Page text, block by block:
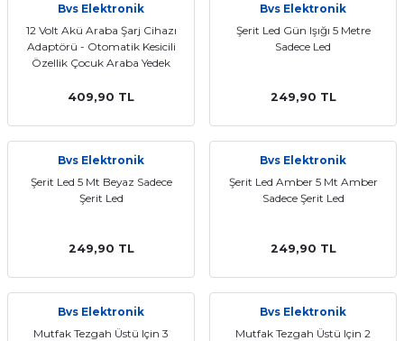
Bvs Elektronik
12 Volt Akü Araba Şarj Cihazı
Adaptörü - Otomatik Kesicili
Özellik Çocuk Araba Yedek
409,90 TL
Bvs Elektronik
Şerit Led Gün Işığı 5 Metre
Sadece Led
249,90 TL
Bvs Elektronik
Şerit Led 5 Mt Beyaz Sadece
Şerit Led
249,90 TL
Bvs Elektronik
Şerit Led Amber 5 Mt Amber
Sadece Şerit Led
249,90 TL
Bvs Elektronik
Mutfak Tezgah Üstü Için 3
Bvs Elektronik
Mutfak Tezgah Üstü Için 2